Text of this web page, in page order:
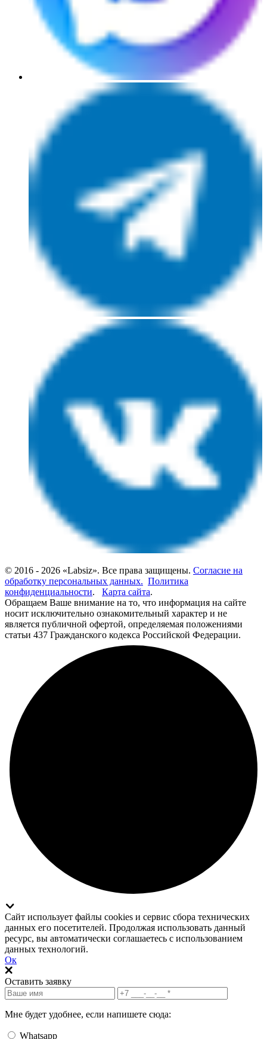
© 2016 - 2026 «Labsiz». Все права защищены. Согласие на
обработку персональных данных. Политика
конфиденциальности. Карта сайта.
Обращаем Ваше внимание на то, что информация на сайте
носит исключительно ознакомительный характер и не
является публичной офертой, определяемая положениями
статьи 437 Гражданского кодекса Российской Федерации.
Сайт использует файлы cookies и сервис сбора технических
данных его посетителей. Продолжая использовать данный
ресурс, вы автоматически соглашаетесь с использованием
данных технологий.
Ок
Оставить заявку
Мне будет удобнее, если напишете сюда:
Whatsapp